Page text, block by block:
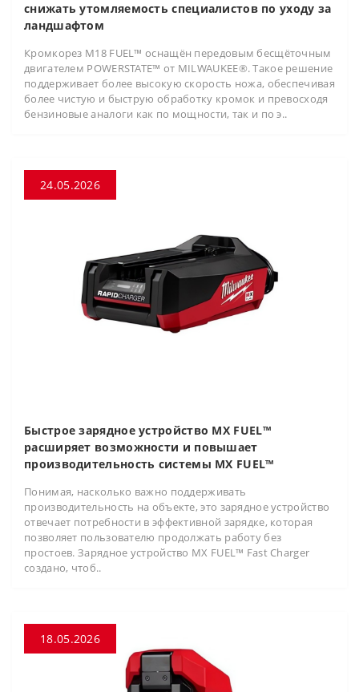
снижать утомляемость специалистов по уходу за
ландшафтом
Кромкорез M18 FUEL™ оснащён передовым бесщёточным
двигателем POWERSTATE™ от MILWAUKEE®. Такое решение
поддерживает более высокую скорость ножа, обеспечивая
более чистую и быструю обработку кромок и превосходя
бензиновые аналоги как по мощности, так и по э..
24.05.2026
Быстрое зарядное устройство MX FUEL™
расширяет возможности и повышает
производительность системы MX FUEL™
Понимая, насколько важно поддерживать
производительность на объекте, это зарядное устройство
отвечает потребности в эффективной зарядке, которая
позволяет пользователю продолжать работу без
простоев. Зарядное устройство MX FUEL™ Fast Charger
создано, чтоб..
18.05.2026